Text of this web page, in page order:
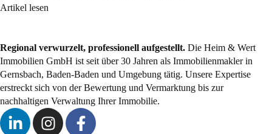
Artikel lesen
Regional verwurzelt, professionell aufgestellt. Die Heim & Wert
Immobilien GmbH ist seit über 30 Jahren als Immobilienmaklerin
Gernsbach, Baden-Baden und Umgebung tätig. Unsere Expertise
erstreckt sich von der Bewertung und Vermarktung bis zur
nachhaltigen Verwaltung Ihrer Immobilie.